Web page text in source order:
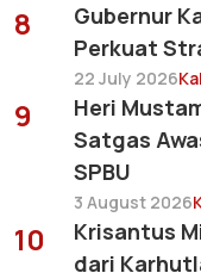
8
Gubernur
Perkuat
22 July 2026
9
Heri
Satgas
SPBU
3 August 2026
10
Krisantus
dari